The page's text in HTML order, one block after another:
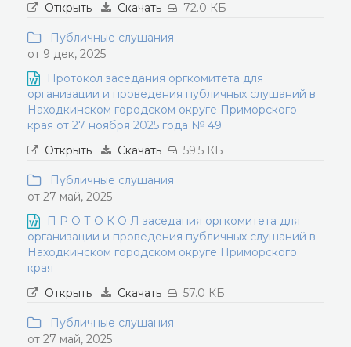
Открыть
Скачать 72.0 КБ
Публичные слушания
от 9 дек, 2025
Протокол заседания оргкомитета для
организации и проведения публичных слушаний в
Находкинском городском округе Приморского
края от 27 ноября 2025 года № 49
Открыть
Скачать 59.5 КБ
Публичные слушания
от 27 май, 2025
П Р О Т О К О Л заседания оргкомитета для
организации и проведения публичных слушаний в
Находкинском городском округе Приморского
края
Открыть
Скачать 57.0 КБ
Публичные слушания
от 27 май, 2025